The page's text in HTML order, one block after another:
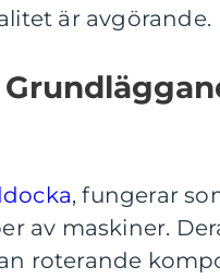
är avgörande.
, fungerar
av maskiner.
roterande